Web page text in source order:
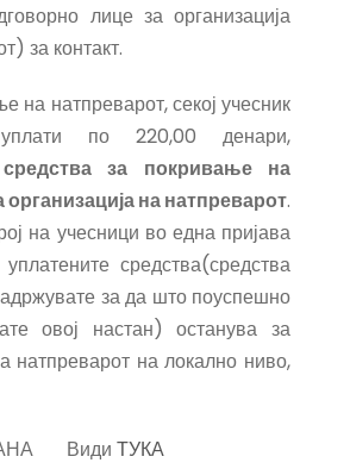
лице за организација
за контакт.
на натпреварот, секој учесник
по 220,00 денари,
за покривање на
на натпреварот.
на учесници во една пријава
средства(средства
за да што поуспешно
овој настан) останува за
натпреварот на локално ниво,
Види ТУКА